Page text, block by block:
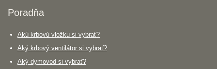
Poradňa
Akú krbovú vložku si vybrať?
Aký krbový ventilátor si vybrať?
Aký dymovod si vybrať?